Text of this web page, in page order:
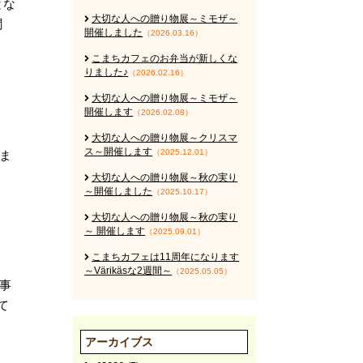
な
大切な人への贈り物展～ミモザ～
開催しました
（2026.03.16）
こまちカフェのお弁当が新しくな
りました♪
（2026.02.16）
大切な人への贈り物展～ミモザ～
開催します （2026.02.08）
大切な人への贈り物展～クリスマ
ス～開催します （2025.12.01）
大切な人への贈り物展～秋の実り
～開催しました
（2025.10.17）
大切な人への贈り物展～秋の実り
～ 開催します （2025.09.01）
こまちカフェは11周年になります
～Värikäsな2週間～
（2025.05.05）
アーカイブス